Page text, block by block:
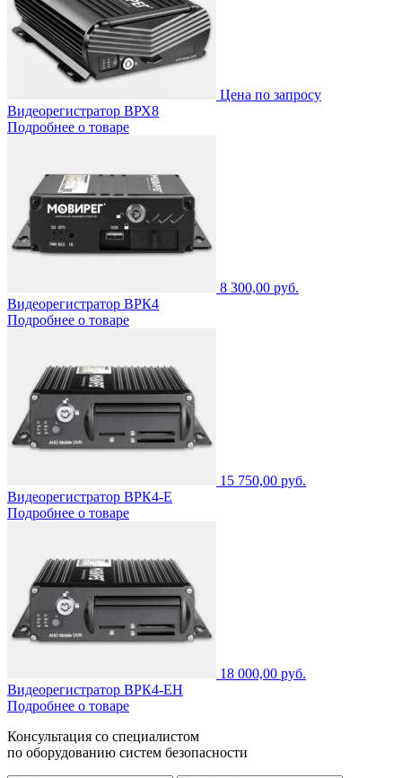
Цена по запросу
Видеорегистратор ВРХ8
Подробнее о товаре
8 300,00 руб.
Видеорегистратор ВРК4
Подробнее о товаре
15 750,00 руб.
Видеорегистратор ВРК4-Е
Подробнее о товаре
18 000,00 руб.
Видеорегистратор ВРК4-ЕН
Подробнее о товаре
Консультация со специалистом
по оборудованию систем безопасности